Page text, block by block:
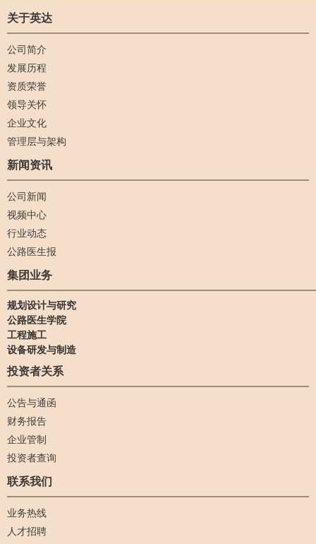
关于英达
公司简介
发展历程
资质荣誉
领导关怀
企业文化
管理层与架构
新闻资讯
公司新闻
视频中心
行业动态
公路医生报
集团业务
规划设计与研究
公路医生学院
工程施工
设备研发与制造
投资者关系
公告与通函
财务报告
企业管制
投资者查询
联系我们
业务热线
人才招聘